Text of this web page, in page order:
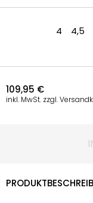
4 4,5
109,95 €
inkl. MwSt. zzgl.